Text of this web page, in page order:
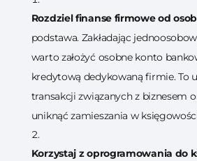
Rozdziel finanse firmowe od
podstawa. Zakładając
warto założyć osobne konto
kredytową dedykowaną firmie. To
transakcji związanych z biznesem
uniknąć zamieszania w
Korzystaj z oprogramowania do